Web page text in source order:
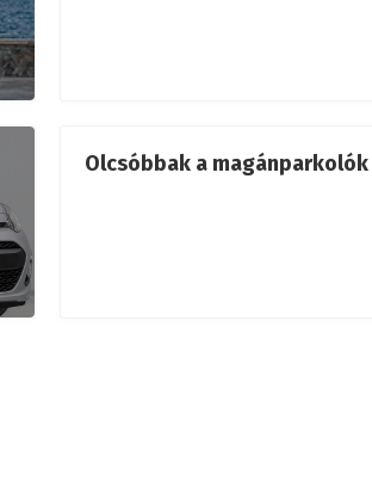
Olcsóbbak a magánparkolók